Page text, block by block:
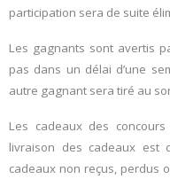
participation sera de suite
Les gagnants sont avertis
pas dans un délai d’une
autre gagnant sera tiré au
Les cadeaux des
livraison des cadeaux est
cadeaux non reçus, perdus